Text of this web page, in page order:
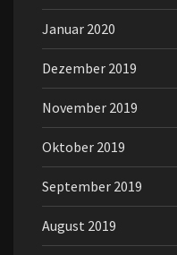
Januar 2020
Dezember 2019
November 2019
Oktober 2019
September 2019
August 2019